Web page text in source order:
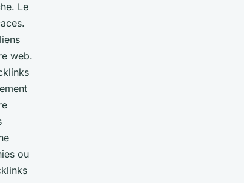
Le
web.
ou